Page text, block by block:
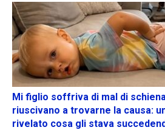
Mi figlio soffriva di mal di
riuscivano a trovarne la causa:
rivelato cosa gli stava